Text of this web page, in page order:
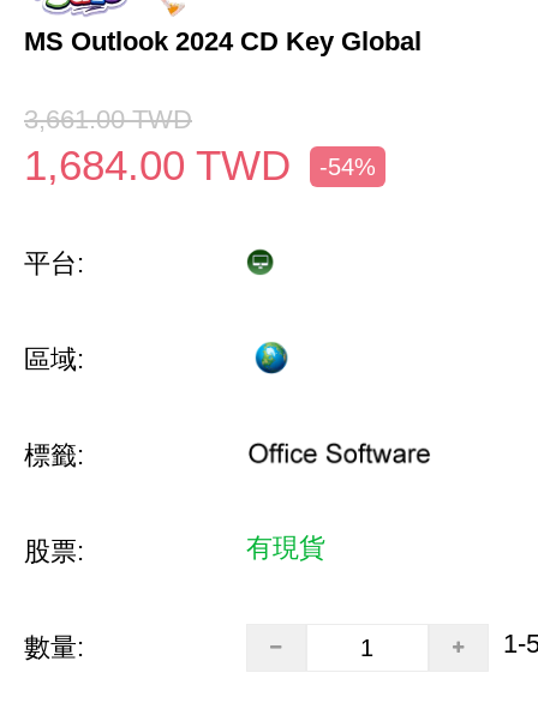
MS Outlook 2024 CD Key Global
3,661.00 TWD
1,684.00 TWD -54%
平台:
區域:
標籤:
股票: 有現貨
數量: 1-